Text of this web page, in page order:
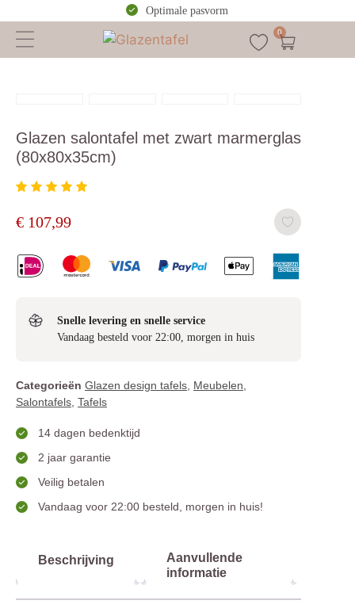
Optimale pasvorm
0
Glazen salontafel met zwart marmerglas
(80x80x35cm)
€ 107,99
Snelle levering en snelle service
Vandaag besteld voor 22:00, morgen in huis
Categorieën Glazen design tafels Meubelen
Salontafels Tafels
14 dagen bedenktijd
2 jaar garantie
Veilig betalen
Vandaag voor 22:00 besteld, morgen in huis!
Beschrijving
Aanvullende
informatie